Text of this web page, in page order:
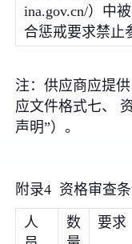
ina.gov.cn/）中
合惩戒要求禁止
注：供应商应提
应文件格式七、
声明”）。
附录4 资格审查
人
数
要求